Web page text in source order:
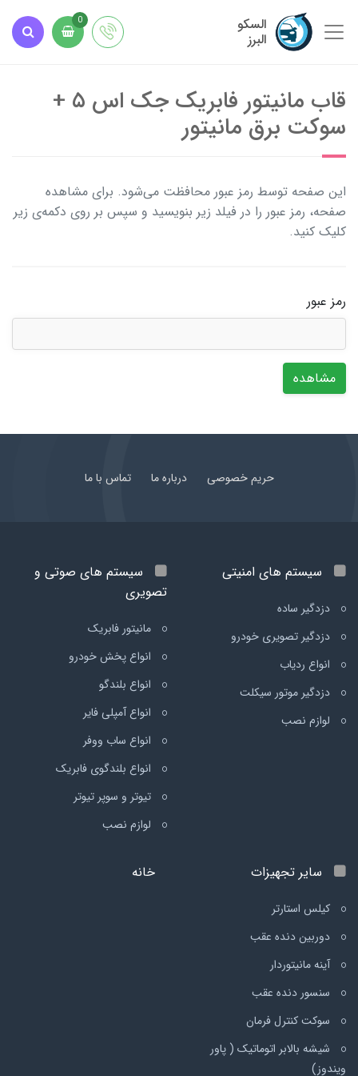
السکو
البرز
0
قاب مانیتور فابریک جک اس ۵ +
سوکت برق مانیتور
این صفحه توسط رمز عبور محافظت می‌شود. برای مشاهده
صفحه، رمز عبور را در فیلد زیر بنویسید و سپس بر روی دکمه‌ی زیر
کلیک کنید.
رمز عبور
مشاهده
حریم خصوصی درباره ما تماس با ما
سیستم های امنیتی
دزدگیر ساده
دزدگیر تصویری خودرو
انواع ردیاب
دزدگیر موتور سیکلت
لوازم نصب
سیستم های صوتی و
تصویری
مانیتور فابریک
انواع پخش خودرو
انواع بلندگو
انواع آمپلی فایر
انواع ساب ووفر
انواع بلندگوی فابریک
تیوتر و سوپر تیوتر
لوازم نصب
سایر تجهیزات
کیلس استارتر
دوربین دنده عقب
آینه مانیتوردار
سنسور دنده عقب
سوکت کنترل فرمان
شیشه بالابر اتوماتیک ( پاور
ویندوز)
خانه